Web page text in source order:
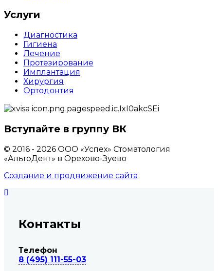
Услуги
Диагностика
Гигиена
Лечение
Протезирование
Имплантация
Хирургия
Ортодонтия
Вступайте в группу ВК
© 2016 - 2026 ООО «Успех» Стоматология
«АльтоДент» в Орехово-Зуево
Создание и продвижение сайта
Контакты
Телефон
8 (495) 111-55-03